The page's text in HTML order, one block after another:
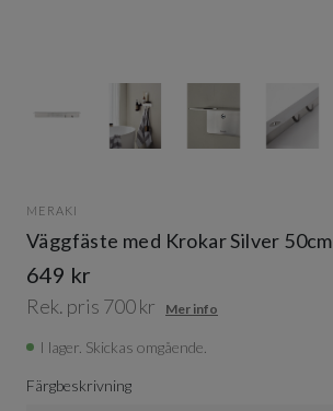
ofMERAKI
Väggfäste med Krokar Silver 50cm
649 kr
Rek. pris 700 kr Mer info
I lager. Skickas omgående.
Färgbeskrivning